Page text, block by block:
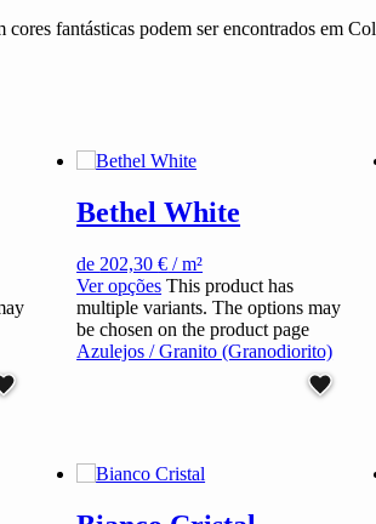
fantásticas podem ser encontrados em
Bethel White
de 202,30€ / m²
Ver opções This product has
multiple variants. The options may
be chosen on the product page
Azulejos / Granito (Granodiorito)